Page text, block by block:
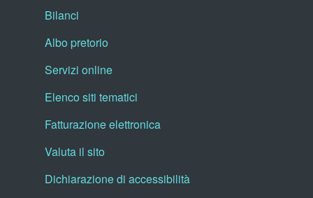
Bilanci
Albo pretorio
Servizi online
Elenco siti tematici
Fatturazione elettronica
Valuta il sito
Dichiarazione di accessibilità